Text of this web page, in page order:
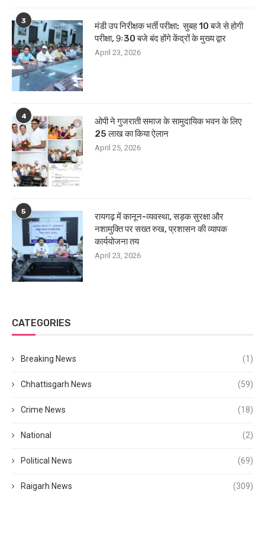
3
मंडी उप निरीक्षक भर्ती परीक्षा: सुबह 10 बजे से होगी
परीक्षा, 9ः30 बजे बंद होंगे केंद्रों के मुख्य द्वार
April 23, 2026
4
ओपी ने गुजराती समाज के सामुदायिक भवन के लिए
25 लाख का किया ऐलान
April 25, 2026
5
रायगढ़ में कानून-व्यवस्था, सड़क सुरक्षा और
नशामुक्ति पर सख्त रुख, प्रशासन की व्यापक
कार्ययोजना तय
April 23, 2026
CATEGORIES
Breaking News (1)
Chhattisgarh News (59)
Crime News (18)
National (2)
Political News (69)
Raigarh News (309)